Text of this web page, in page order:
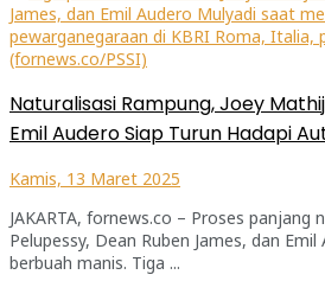
Naturalisasi Rampung, Joey
Emil Audero Siap Turun Hadapi
Kamis, 13 Maret 2025
JAKARTA, fornews.co – Proses panjang
Pelupessy, Dean Ruben James, dan
berbuah manis. Tiga ...